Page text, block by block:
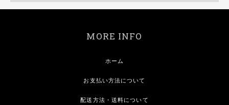
MORE INFO
ホーム
お支払い方法について
配送方法・送料について